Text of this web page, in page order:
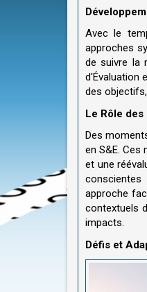
Avec le
approches
de suivre la
d'Évaluation
des
Le Rôle
Des
en S&E.
et une
approche
contextuels
impacts.
Défis et